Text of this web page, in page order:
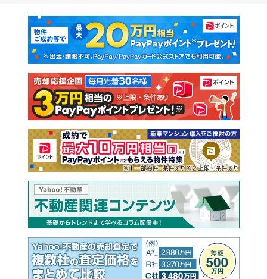
新築マンション 中古マンション
新築一戸建て 中古一戸建て
注文住宅 土地
売却査定
マンションカタログ 教えて！住まいの先生